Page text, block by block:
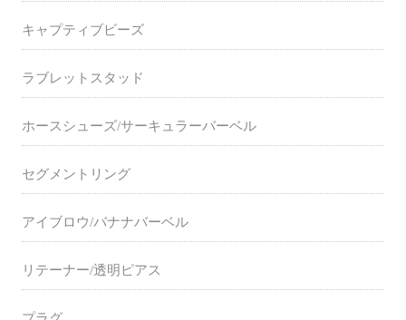
キャプティブビーズ
ラブレットスタッド
ホースシューズ/サーキュラーバーベル
セグメントリング
アイブロウ/バナナバーベル
リテーナー/透明ピアス